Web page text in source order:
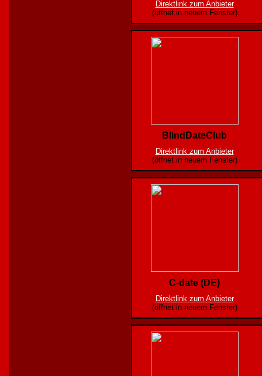
Direktlink zum Anbieter
(öffnet in neuem Fenster)
BlindDateClub
Direktlink zum Anbieter
(öffnet in neuem Fenster)
C-date (DE)
Direktlink zum Anbieter
(öffnet in neuem Fenster)